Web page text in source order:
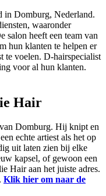
in Domburg, Nederland.
waaronder
salon heeft een team van
hun klanten te helpen er
te voelen. D-hairspecialist
voor al hun klanten.
Hair
Domburg. Hij knipt en
echte artiest als het op
uit laten zien bij elke
kapsel, of gewoon een
Hair aan het juiste adres.
Klik hier om naar de